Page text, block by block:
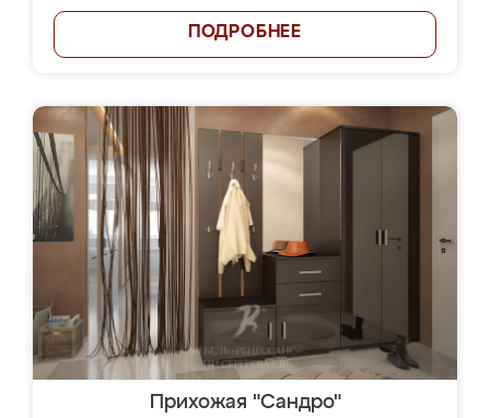
ПОДРОБНЕЕ
Прихожая "Сандро"